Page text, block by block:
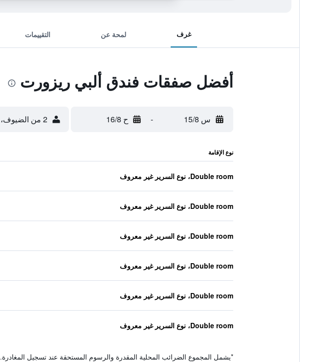
غرف لمحة عن التقييمات
أفضل صفقات فندق ألبي ريزورت
س 15/8 - ح 16/8 2 من الضيوف، غرفة واحدة
نوع الإقامة
Double room، نوع السرير غير معروف
Double room، نوع السرير غير معروف
Double room، نوع السرير غير معروف
Double room، نوع السرير غير معروف
Double room، نوع السرير غير معروف
Double room، نوع السرير غير معروف
*يشمل المجموع الضرائب المحلية المقدرة والرسوم المستحقة عند تسجيل المغادرة.